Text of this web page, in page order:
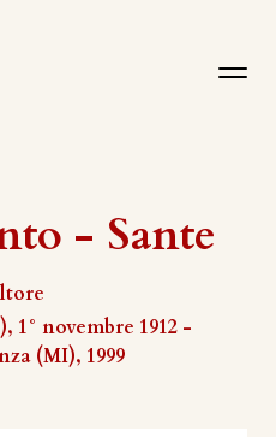
- Sante
1° novembre 1912 -
(MI), 1999